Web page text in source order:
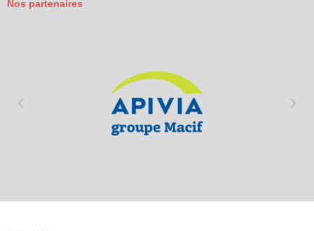
Nos partenaires